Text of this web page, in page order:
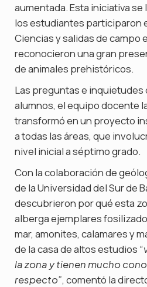
aumentada. Esta iniciativa
los estudiantes participaron
Ciencias y salidas de campo
reconocieron una gran
de animales prehistóricos.
Las preguntas e inquietudes
alumnos, el equipo docente
transformó en un proyecto
a todas las áreas, que
nivel inicial a séptimo grado.
Con la colaboración de
de la Universidad del Sur de
descubrieron por qué esta
alberga ejemplares
mar, amonites, calamares y
de la casa de altos estudios
la zona y tienen mucho
respecto”, comentó la